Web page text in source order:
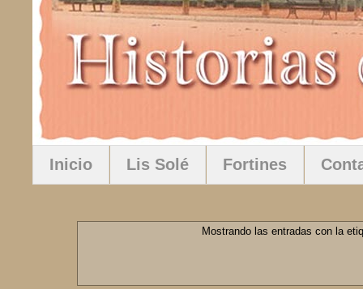
Inicio Lis Solé Fortines
Mostrando las entradas con la